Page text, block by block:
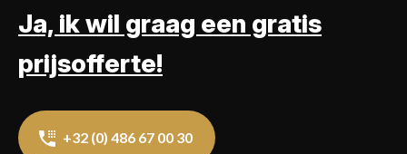
Ja, ik wil graag een gratis
prijsofferte!
+32 (0) 486 67 00 30